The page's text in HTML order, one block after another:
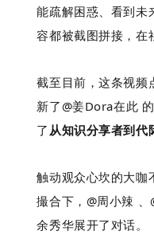
能疏解困惑、看到未
容都被截图拼接，在
截至目前，这条视频
新了@姜Dora在此
了 从知识分享者到代
触动观众心坎的大咖
撮合下，@周小辣
余秀华展开了对话。